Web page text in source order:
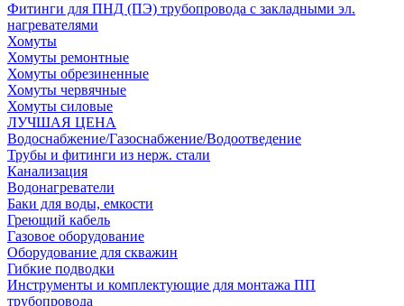
Фитинги для ПНД (ПЭ) трубопровода с закладными эл.
нагревателями
Хомуты
Хомуты ремонтные
Хомуты обрезиненные
Хомуты червячные
Хомуты силовые
ЛУЧШАЯ ЦЕНА
Водоснабжение/Газоснабжение/Водоотведение
Трубы и фитинги из нерж. стали
Канализация
Водонагреватели
Баки для воды, емкости
Греющий кабель
Газовое оборудование
Оборудование для скважин
Гибкие подводки
Инструменты и комплектующие для монтажа ПП
трубопровода